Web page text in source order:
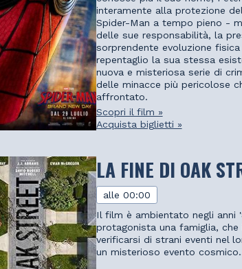
interamente alla protezione
Spider-Man a tempo pieno -
delle sue responsabilità, la
sorprendente evoluzione
repentaglio la sua stessa
nuova e misteriosa serie di
delle minacce più pericolose
affrontato.
Scopri il film »
Acquista biglietti »
LA FINE DI OAK
alle 00:00
Il film è ambientato negli anni
protagonista una famiglia, che
verificarsi di strani eventi nel
un misterioso evento